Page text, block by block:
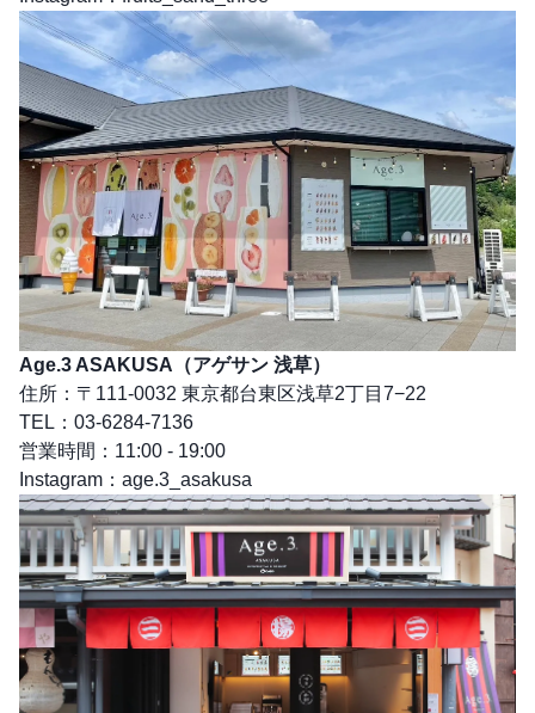
Age.3 ASAKUSA（アゲサン 浅草）
住所：〒111-0032 東京都台東区浅草2丁目7−22
TEL：03-6284-7136
営業時間：11:00 - 19:00
Instagram： age.3_asakusa